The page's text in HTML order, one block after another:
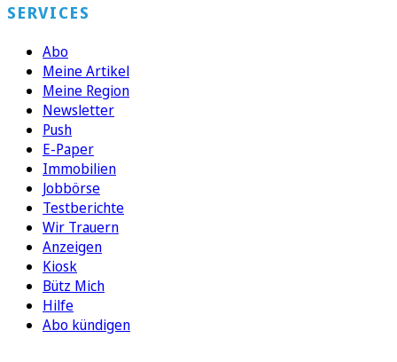
SERVICES
Abo
Meine Artikel
Meine Region
Newsletter
Push
E-Paper
Immobilien
Jobbörse
Testberichte
Wir Trauern
Anzeigen
Kiosk
Bütz Mich
Hilfe
Abo kündigen